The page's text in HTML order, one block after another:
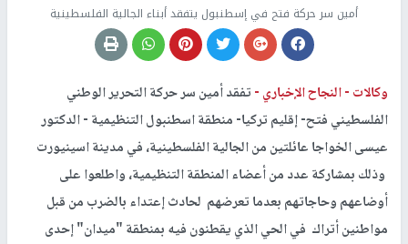
أمين سر حركة فتح في إسطنبول يتفقد أبناء الجالية الفلسطينية
وكالات -النجاح الإخباري -تفقد أمين سر حركة التحرير الوطني
الفلسطيني فتح- إقليم تركيا- منطقة اسطنبول التنظيمية - الدكتور
عيسى الخواجا عائلتين من الجالية الفلسطينية، في مدينة اسينيورت
وذلك بمشاركة عدد من أعضاء المنطقة التنظيمية، واطلعوا على
أوضاعهم وحاجاتهم بعدما تعرضهم لحادث إعتداء بالضرب من قبل
مواطنين أتراك في الحي الذي يقطنون فيه بمنطقة "ميدان" إحدى